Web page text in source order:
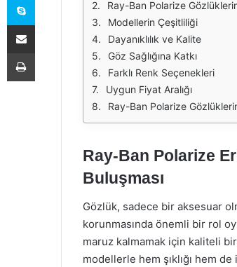
Ray-Ban Polarize
Modellerin Çeşitliliği
Dayanıklılık ve Kalite
Göz Sağlığına Katkı
Farklı Renk Seçenekleri
Uygun Fiyat Aralığı
Ray-Ban Polarize
Ray-Ban Polarize
Buluşması
Gözlük, sadece bir aksesuar
korunmasında önemli bir rol
maruz kalmamak için kaliteli
modellerle hem şıklığı hem
E-Posta ile paylaş